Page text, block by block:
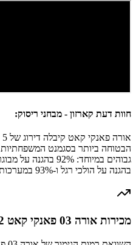
חוות דעת קארזון - מבחני ריסוק:
בהגנה על הולכי רגל ו-93% במערכות בטיחות.
מכירות אורה 03 פאנקי קאט 2022 והשוואה למתחרים